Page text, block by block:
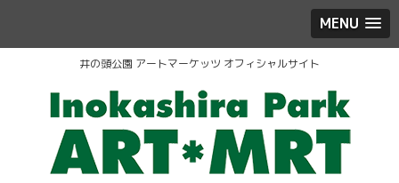
MENU
井の頭公園 アートマーケッツ オフィシャルサイト